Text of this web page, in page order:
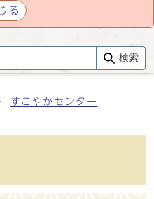
る
検索
すこやかセンター